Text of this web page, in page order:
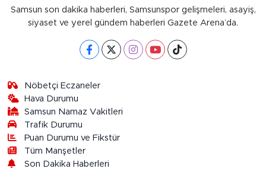
Samsun son dakika haberleri, Samsunspor gelişmeleri, asayiş,
siyaset ve yerel gündem haberleri Gazete Arena’da.
Nöbetçi Eczaneler
Hava Durumu
Samsun Namaz Vakitleri
Trafik Durumu
Puan Durumu ve Fikstür
Tüm Manşetler
Son Dakika Haberleri